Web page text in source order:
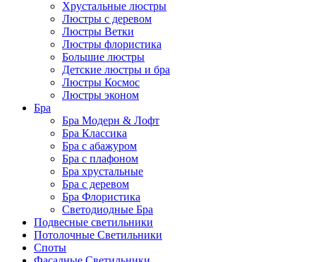
Хрустальные люстры
Люстры с деревом
Люстры Ветки
Люстры флористика
Большие люстры
Детские люстры и бра
Люстры Космос
Люстры эконом
Бра
Бра Модерн & Лофт
Бра Классика
Бра с абажуром
Бра с плафоном
Бра хрустальные
Бра с деревом
Бра Флористика
Светодиодные Бра
Подвесные светильники
Потолочные Светильники
Споты